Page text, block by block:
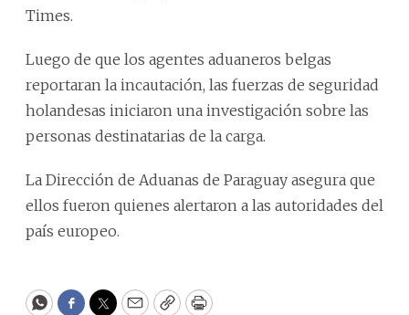
Times.
Luego de que los agentes aduaneros belgas
reportaran la incautación, las fuerzas de seguridad
holandesas iniciaron una investigación sobre las
personas destinatarias de la carga.
La Dirección de Aduanas de Paraguay asegura que
ellos fueron quienes alertaron a las autoridades del
país europeo.